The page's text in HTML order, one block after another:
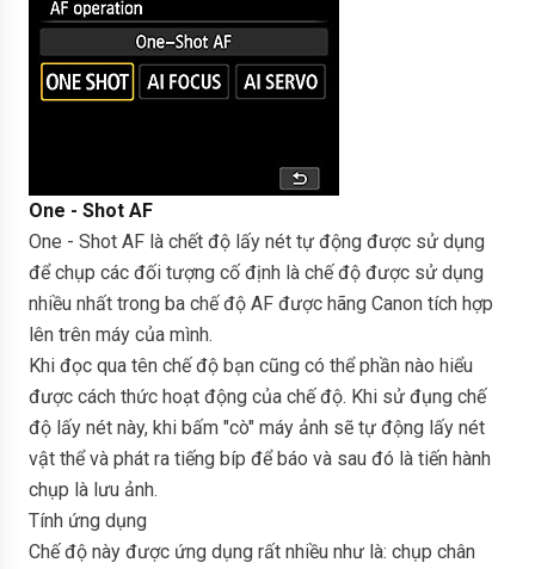
One - Shot AF
One - Shot AF là chết độ lấy nét tự động được sử dụng
để chụp các đối tượng cố định là chế độ được sử dụng
nhiều nhất trong ba chế độ AF được hãng Canon tích hợp
lên trên máy của mình.
Khi đọc qua tên chế độ bạn cũng có thể phần nào hiểu
được cách thức hoạt động của chế độ. Khi sử đụng chế
độ lấy nét này, khi bấm "cò" máy ảnh sẽ tự động lấy nét
vật thể và phát ra tiếng bíp để báo và sau đó là tiến hành
chụp là lưu ảnh.
Tính ứng dụng
Chế độ này được ứng dụng rất nhiều như là: chụp chân